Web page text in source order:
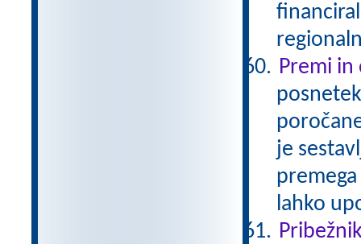
Premi
je
lahko